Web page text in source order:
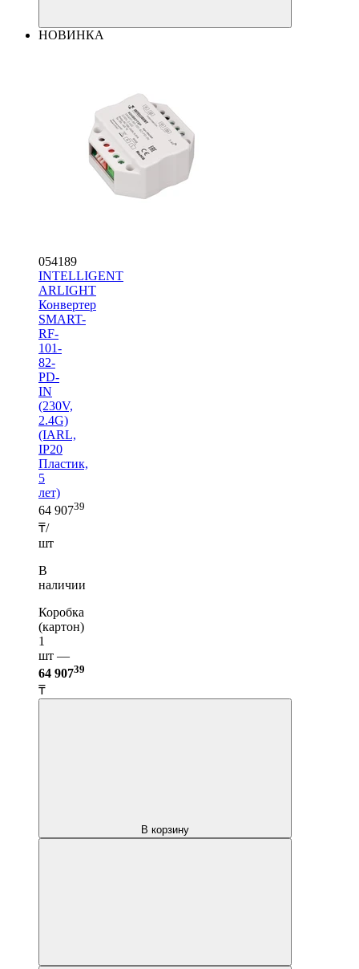
НОВИНКА
054189
INTELLIGENT
ARLIGHT
Конвертер
SMART-
RF-
101-
82-
PD-
IN
(230V,
2.4G)
(IARL,
IP20
Пластик,
5
лет)
64 90739
₸/
шт
В
наличии
Коробка
(картон)
1
шт —
64 90739
₸
В корзину